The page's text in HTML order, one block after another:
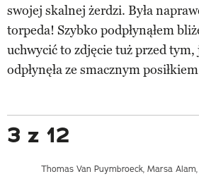
swojej skalnej żerdzi. Była
torpeda! Szybko podpłynąłem
uchwycić to zdjęcie tuż przed tym,
odpłynęła ze smacznym
3 z 12
Thomas Van Puymbroeck, Marsa